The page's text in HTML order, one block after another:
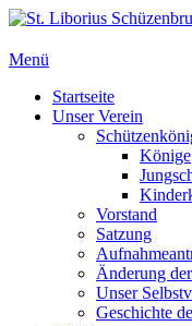
Zum
springen
St. Liborius
Menü
Primäres
Menü
Startseite
Unser Verein
Könige
Vorstand
Satzung
Änderung
Unser
Geschichte